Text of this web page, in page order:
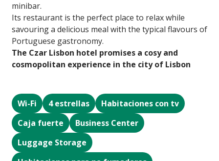
minibar.
Its restaurant is the perfect place to relax while
savouring a delicious meal with the typical flavours of
Portuguese gastronomy.
The Czar Lisbon hotel promises a cosy and
cosmopolitan experience in the city of Lisbon
Wi-Fi 4 estrellas
Habitaciones con tv
Caja fuerte
Business Center
Luggage Storage